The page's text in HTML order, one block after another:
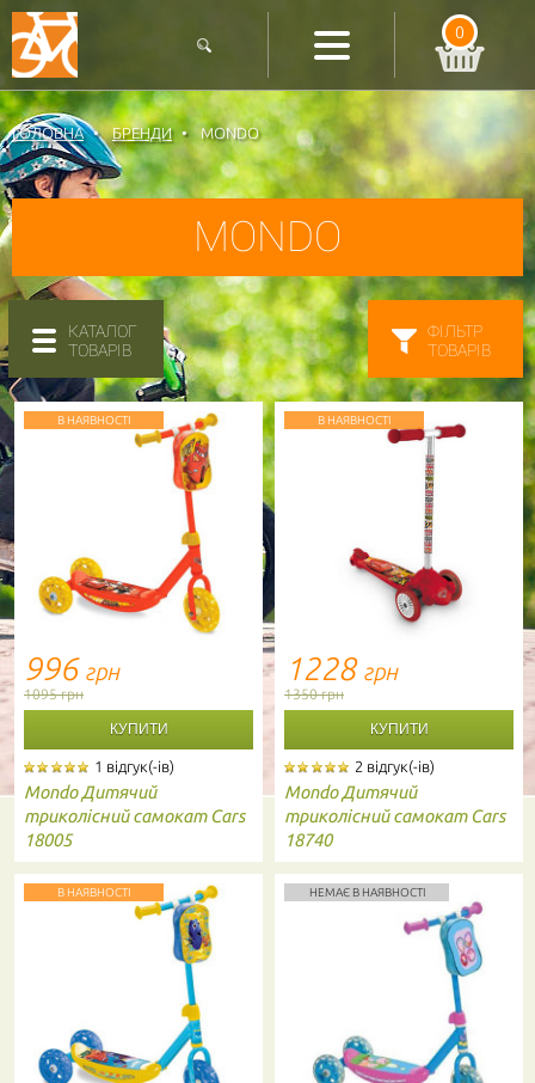
0
ГОЛОВНА БРЕНДИ MONDO
MONDO
КАТАЛОГ
ТОВАРІВ
ФІЛЬТР
ТОВАРІВ
В НАЯВНОСТІ
996 грн
1095 грн
1 відгук(-ів)
Mondo Дитячий
триколісний самокат Cars
18005
В НАЯВНОСТІ
1228 грн
1350 грн
2 відгук(-ів)
Mondo Дитячий
триколісний самокат Cars
18740
В НАЯВНОСТІ НЕМАЄ В НАЯВНОСТІ